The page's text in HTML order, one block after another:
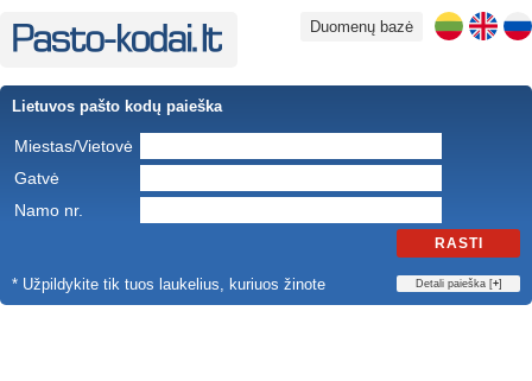
Duomenų bazė
Lietuvos pašto kodų paieška
Miestas/Vietovė
Gatvė
Namo nr.
RASTI
* Užpildykite tik tuos laukelius, kuriuos žinote Detali paieška [+]